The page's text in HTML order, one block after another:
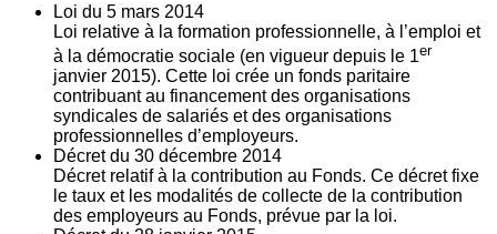
Loi du 5 mars 2014
Loi relative à la formation professionnelle, à l’emploi et
à la démocratie sociale (en vigueur depuis le 1er
janvier 2015). Cette loi crée un fonds paritaire
contribuant au financement des organisations
syndicales de salariés et des organisations
professionnelles d’employeurs.
Décret du 30 décembre 2014
Décret relatif à la contribution au Fonds. Ce décret fixe
le taux et les modalités de collecte de la contribution
des employeurs au Fonds, prévue par la loi.